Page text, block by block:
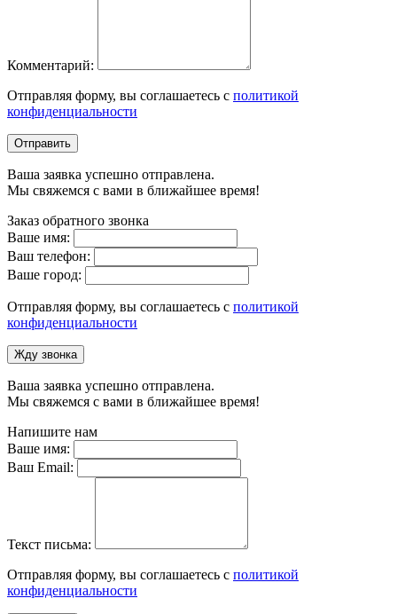
Комментарий:
Отправляя форму, вы соглашаетесь с политикой
конфиденциальности
Отправить
Ваша заявка успешно отправлена.
Мы свяжемся с вами в ближайшее время!
Заказ обратного звонка
Ваше имя:
Ваш телефон:
Ваше город:
Отправляя форму, вы соглашаетесь с политикой
конфиденциальности
Жду звонка
Ваша заявка успешно отправлена.
Мы свяжемся с вами в ближайшее время!
Напишите нам
Ваше имя:
Ваш Email:
Текст письма:
Отправляя форму, вы соглашаетесь с политикой
конфиденциальности